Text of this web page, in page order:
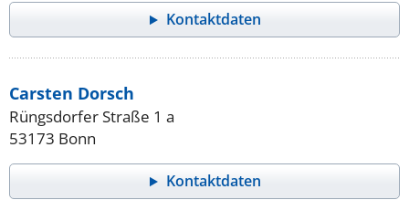
Kontaktdaten
Carsten Dorsch
Rüngsdorfer Straße 1 a
53173 Bonn
Kontaktdaten